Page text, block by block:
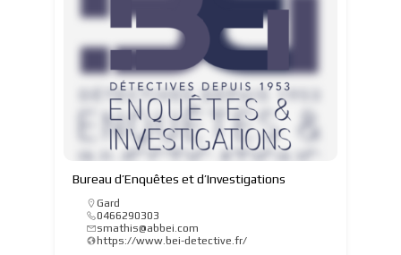
Bureau d’Enquêtes et d’Investigations
Gard
0466290303
smathis@abbei.com
https://www.bei-detective.fr/